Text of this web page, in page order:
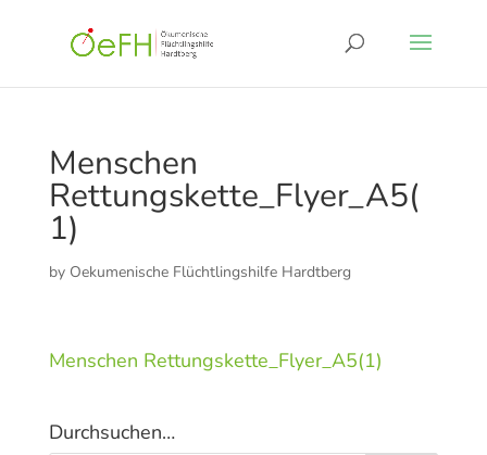
Menschen
Rettungskette_Flyer_A5(
1)
by Oekumenische Flüchtlingshilfe Hardtberg
Menschen Rettungskette_Flyer_A5(1)
Durchsuchen…